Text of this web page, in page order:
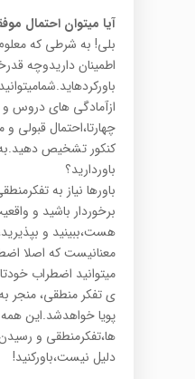
آیا میتوان احتمال
بلی! به شرطی که
اطمینان داریدوچه
ازآمادگی های دروس
چهارتا،احتمال قبولی
کنکور تشخیص
باوردارید؟
باورها نیاز به
برخوردار باشید و
هست،ببینید و
معنانیست که اصلا
میتوانید اضطراب
ی تفکر منطقی، منجر
پویا خواهدشد.این
ها،تفکرمنطقی و
دلیل نیست،باورکنید!